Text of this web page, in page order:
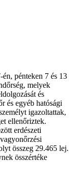
pénteken 7 és 13
melyek
és
és egyéb hatósági
igazoltattak,
ellenőriztek.
erdészeti
összeg 29.465 lej.
összértéke